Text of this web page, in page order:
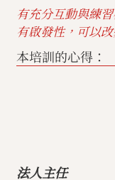
有充分互動與練
有啟發性，可以
本培訓的心得：
法人主任